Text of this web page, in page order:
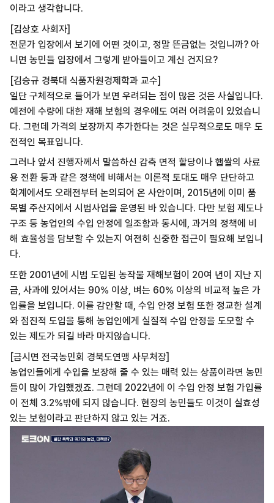
이라고 생각합니다.
[김상호 사회자]
전문가 입장에서 보기에 어떤 것이고, 정말 뜬금없는 것입니까? 아
니면 농민들 입장에서 그렇게 받아들이고 계신 건지요?
[김승규 경북대 식품자원경제학과 교수]
일단 구체적으로 들어가 보면 우려되는 점이 많은 것은 사실입니다.
예전에 수량에 대한 재해 보험의 경우에도 여러 어려움이 있었습니
다. 그런데 가격의 보장까지 추가한다는 것은 실무적으로도 매우 도
전적인 목표입니다.
그러나 앞서 진행자께서 말씀하신 감축 면적 할당이나 햅쌀의 사료
용 전환 등과 같은 정책에 비해서는 이론적 토대도 매우 단단하고
학계에서도 오래전부터 논의되어 온 사안이며, 2015년에 이미 품
목별 주산지에서 시범사업을 운영된 바 있습니다. 다만 보험 제도나
구조 등 농업인의 수입 안정에 일조함과 동시에, 과거의 정책에 비
해 효율성을 담보할 수 있는지 여전히 신중한 접근이 필요해 보입니
다.
또한 2001년에 시범 도입된 농작물 재해보험이 20여 년이 지난 지
금, 사과에 있어서는 90% 이상, 벼는 60% 이상의 비교적 높은 가
입률을 보입니다. 이를 감안할 때, 수입 안정 보험 또한 정교한 설계
와 점진적 도입을 통해 농업인에게 실질적 수입 안정을 도모할 수
있는 제도가 되길 바라 마지않습니다.
[금시면 전국농민회 경북도연맹 사무처장]
농업인들에게 수입을 보장해 줄 수 있는 매력 있는 상품이라면 농민
들이 많이 가입했겠죠. 그런데 2022년에 이 수입 안정 보험 가입률
이 전체 3.2%밖에 되지 않습니다. 현장의 농민들도 이것이 실효성
있는 보험이라고 판단하지 않고 있는 거죠.